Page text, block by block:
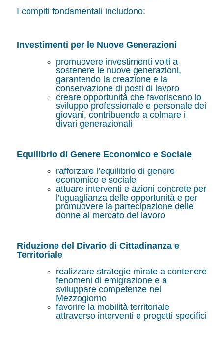
I compiti fondamentali includono:
Investimenti per le Nuove Generazioni
promuovere investimenti volti a
sostenere le nuove generazioni,
garantendo la creazione e la
conservazione di posti di lavoro
creare opportunità che favoriscano lo
sviluppo professionale e personale dei
giovani, contribuendo a colmare i
divari generazionali
Equilibrio di Genere Economico e Sociale
rafforzare l’equilibrio di genere
economico e sociale
attuare interventi e azioni concrete per
l'uguaglianza delle opportunità e per
promuovere la partecipazione delle
donne al mercato del lavoro
Riduzione del Divario di Cittadinanza e
Territoriale
realizzare strategie mirate a contenere
fenomeni di emigrazione e a
sviluppare competenze nel
Mezzogiorno
favorire la mobilità territoriale
attraverso interventi e progetti specifici